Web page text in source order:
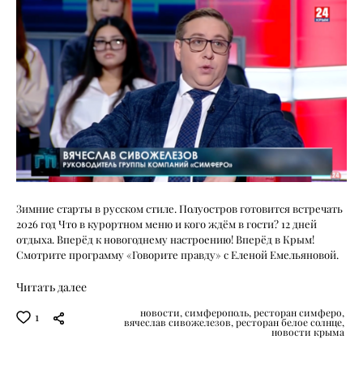
Зимние старты в русском стиле. Полуостров готовится встречать
2026 год Что в курортном меню и кого ждём в гости? 12 дней
отдыха. Вперёд к новогоднему настроению! Вперёд в Крым!
Смотрите программу «Говорите правду» с Еленой Емельяновой.
Читать далее
1 новости, симферополь, ресторан симферо,
вячеслав сивожелезов, ресторан белое солнце,
новости крыма